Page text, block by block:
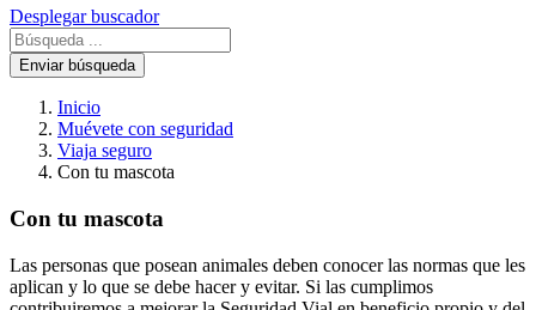
Desplegar buscador
Enviar búsqueda
Inicio
Muévete con seguridad
Viaja seguro
Con tu mascota
Con tu mascota
Las personas que posean animales deben conocer las normas que les
aplican y lo que se debe hacer y evitar. Si las cumplimos